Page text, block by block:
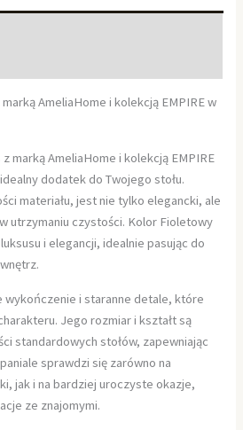
AmeliaHome i kolekcją EMPIRE w
marką AmeliaHome i kolekcją EMPIRE
dodatek do Twojego stołu.
materiału, jest nie tylko elegancki, ale
utrzymaniu czystości. Kolor Fioletowy
i elegancji, idealnie pasując do
wykończenie i staranne detale, które
Jego rozmiar i kształt są
standardowych stołów, zapewniając
sprawdzi się zarówno na
jak i na bardziej uroczyste okazje,
ze znajomymi.